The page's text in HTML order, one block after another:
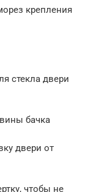
крепления
стекла двери
бачка
двери от
чтобы не